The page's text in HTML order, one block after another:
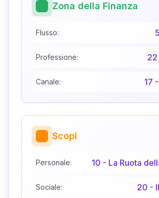
Zona della Finanza
Flusso: 5
Professione: 22
Canale: 17 -
Scopi
Personale: 10 - La Ruota
Sociale: 20 -